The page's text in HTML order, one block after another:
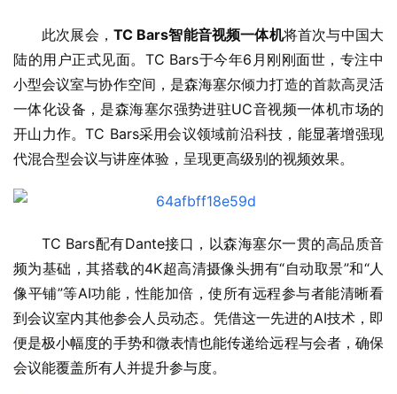
此次展会， TC Bars智能音视频一体机将首次与中国大
陆的用户正式见面。TC Bars于今年6月刚刚面世，专注中
小型会议室与协作空间，是森海塞尔倾力打造的首款高灵活
一体化设备，是森海塞尔强势进驻UC音视频一体机市场的
开山力作。TC Bars采用会议领域前沿科技，能显著增强现
代混合型会议与讲座体验，呈现更高级别的视频效果。
TC Bars配有Dante接口，以森海塞尔一贯的高品质音
频为基础，其搭载的4K超高清摄像头拥有“自动取景”和“人
像平铺”等AI功能，性能加倍，使所有远程参与者能清晰看
到会议室内其他参会人员动态。凭借这一先进的AI技术，即
便是极小幅度的手势和微表情也能传递给远程与会者，确保
会议能覆盖所有人并提升参与度。